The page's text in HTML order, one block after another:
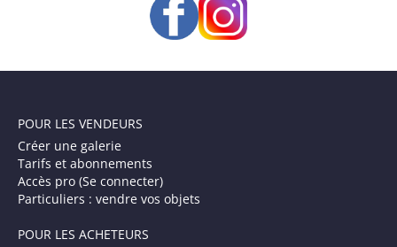
POUR LES VENDEURS
Créer une galerie
Tarifs et abonnements
Accès pro (Se connecter)
Particuliers : vendre vos objets
POUR LES ACHETEURS